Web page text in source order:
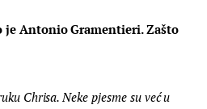
je Antonio Gramentieri. Zašto
Chrisa. Neke pjesme su već u